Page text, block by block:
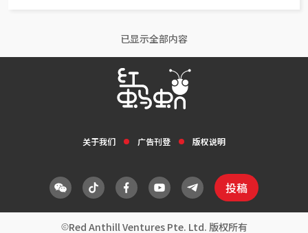
已显示全部内容
关于我们 广告刊登 版权说明
投稿
Red Anthill Ventures Pte. Ltd. 版权所有